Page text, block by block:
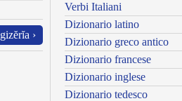
gizĕrĭa ›
Verbi Italiani
Dizionario latino
Dizionario greco antico
Dizionario francese
Dizionario inglese
Dizionario tedesco